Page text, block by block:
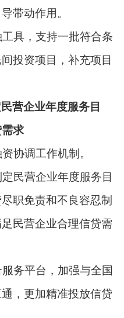
带动作用。
具，支持一批符合条
投资项目，补充项目
营企业年度服务目
求
协调工作机制。
民营企业年度服务目
职免责和不良容忍制
民营企业合理信贷需
务平台，加强与全国
，更加精准投放信贷